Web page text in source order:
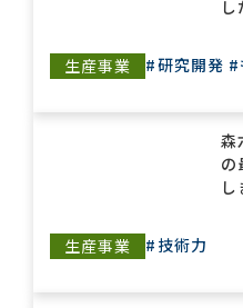
#グローバルネットワーク
#ダイバーシティ＆イン
し
生産事業
#研究開発 #
森
の
し
生産事業
#技術力